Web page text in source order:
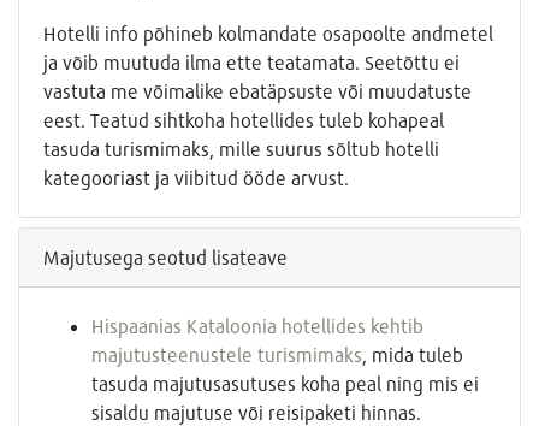
Hotelli info põhineb kolmandate osapoolte andmetel
ja võib muutuda ilma ette teatamata. Seetõttu ei
vastuta me võimalike ebatäpsuste või muudatuste
eest. Teatud sihtkoha hotellides tuleb kohapeal
tasuda turismimaks, mille suurus sõltub hotelli
kategooriast ja viibitud ööde arvust.
Majutusega seotud lisateave
Hispaanias Kataloonia hotellides kehtib
majutusteenustele turismimaks, mida tuleb
tasuda majutusasutuses koha peal ning mis ei
sisaldu majutuse või reisipaketi hinnas.